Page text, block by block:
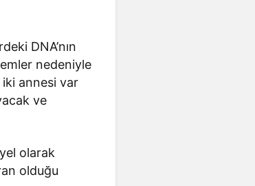
DNA’nın
nedeniyle
annesi var
ve
olarak
olduğu